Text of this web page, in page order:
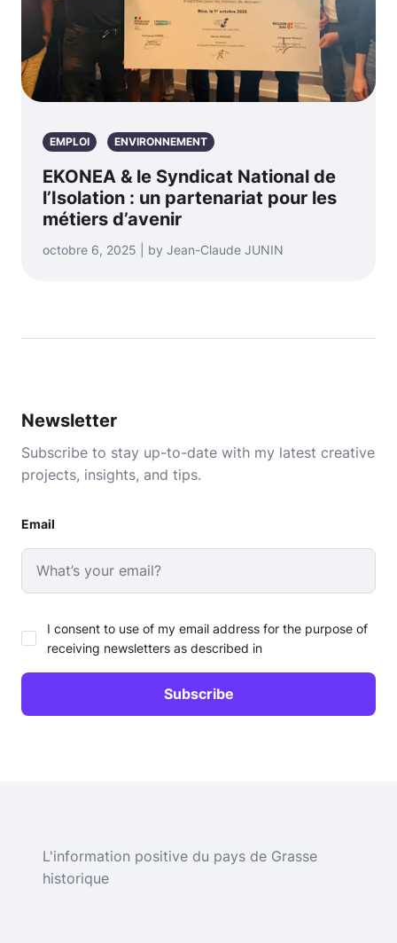
EMPLOI ENVIRONNEMENT
EKONEA & le Syndicat National de
l’Isolation : un partenariat pour les
métiers d’avenir
octobre 6, 2025 | by Jean-Claude JUNIN
Newsletter
Subscribe to stay up-to-date with my latest creative
projects, insights, and tips.
Email
I consent to use of my email address for the purpose of
receiving newsletters as described in
L'information positive du pays de Grasse
historique